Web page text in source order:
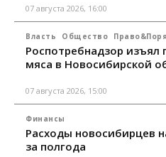
07 августа 2026, 16:00
Власть Общество
Роспотребнадзор
мяса в Новосибирской
07 августа 2026, 15:00
Финансы
Расходы новосибирцев
за полгода